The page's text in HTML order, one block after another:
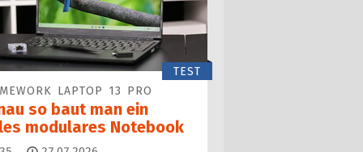
TEST
LAPTOP 13 PRO
so baut man ein
modulares Notebook